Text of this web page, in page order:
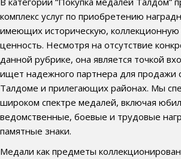
комплекс услуг по приобретению
имеющих историческую,
ценность. Несмотря на отсутствие
данной рубрике, она является точкой
ищет надежного партнера для продажи
Талдоме и прилегающих районах. Мы
широком спектре медалей, включая
ведомственные, боевые и трудовые
памятные знаки.
Медали как предметы